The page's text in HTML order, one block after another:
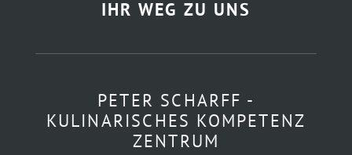
IHR WEG ZU UNS
PETER SCHARFF -
KULINARISCHES KOMPETENZ
ZENTRUM